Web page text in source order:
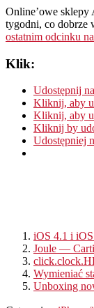
Online’owe sklepy
tygodni, co dobrze
ostatnim odcinku
Klik:
Udostępnij
Kliknij, aby
Kliknij, aby
Kliknij by
Udostępniej
iOS 4.1 i
Joule —
Wymieniać
Unboxing